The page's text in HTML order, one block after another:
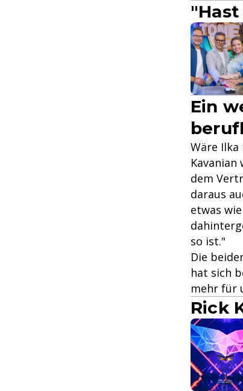
Ein
Wäre
dem
daraus
etwas
so ist."
Die
hat sich
mehr für
Rick